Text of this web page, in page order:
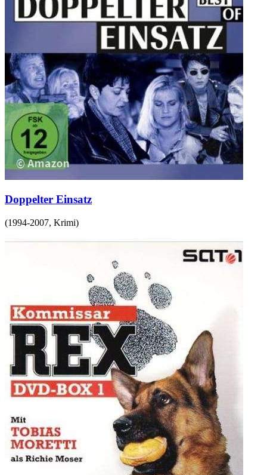
Doppelter Einsatz
(1994-2007, Krimi)